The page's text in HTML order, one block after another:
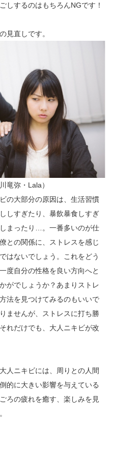
しするのはもちろんNGです！
見直しです。
竜弥・Lala）
の大部分の原因は、生活習慣
しすぎたり、暴飲暴食しすぎ
まったり…。一番多いのが仕
との関係に、ストレスを感じ
はないでしょう。これをどう
度自分の性格を良い方向へと
がでしょうか？あまりストレ
法を見つけてみるのもいいで
ませんが、ストレスに打ち勝
れだけでも、大人ニキビが改
人ニキビには、周りとの人間
的に大きい影響を与えている
ろの疲れを癒す、楽しみを見